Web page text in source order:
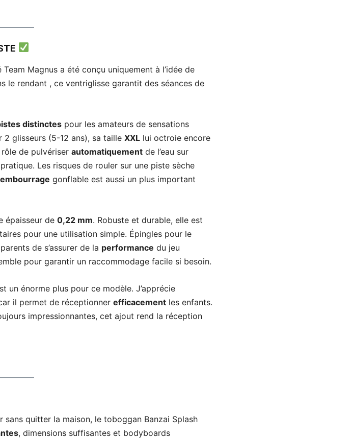
Magnus a été conçu uniquement à l’idée de
le rendant , ce ventriglisse garantit des séances de
distinctes pour les amateurs de sensations
2 glisseurs (5-12 ans), sa taille XXL lui octroie encore
de pulvériser automatiquement de l’eau sur
Les risques de rouler sur une piste sèche
gonflable est aussi un plus important
épaisseur de 0,22 mm. Robuste et durable, elle est
pour une utilisation simple. Épingles pour le
de s’assurer de la performance du jeu
pour garantir un raccommodage facile si besoin.
un énorme plus pour ce modèle. J’apprécie
il permet de réceptionner efficacement les enfants.
impressionnantes, cet ajout rend la réception
sans quitter la maison, le toboggan Banzai Splash
, dimensions suffisantes et bodyboards